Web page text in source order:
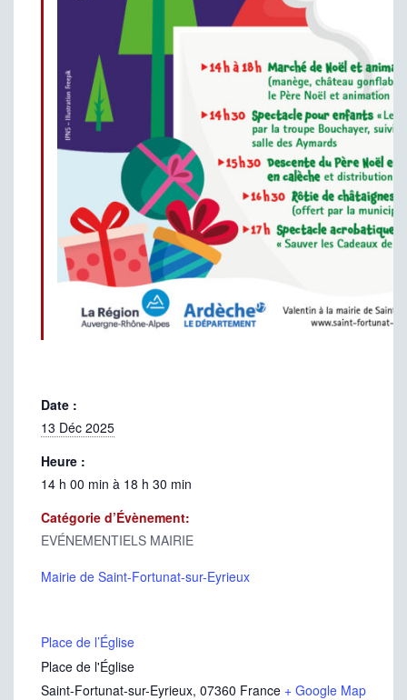
Date :
13 Déc 2025
Heure :
14 h 00 min à 18 h 30 min
Catégorie d’Évènement:
EVÉNEMENTIELS MAIRIE
Mairie de Saint-Fortunat-sur-Eyrieux
Place de l’Église
Place de l'Église
Saint-Fortunat-sur-Eyrieux, 07360 France + Google Map